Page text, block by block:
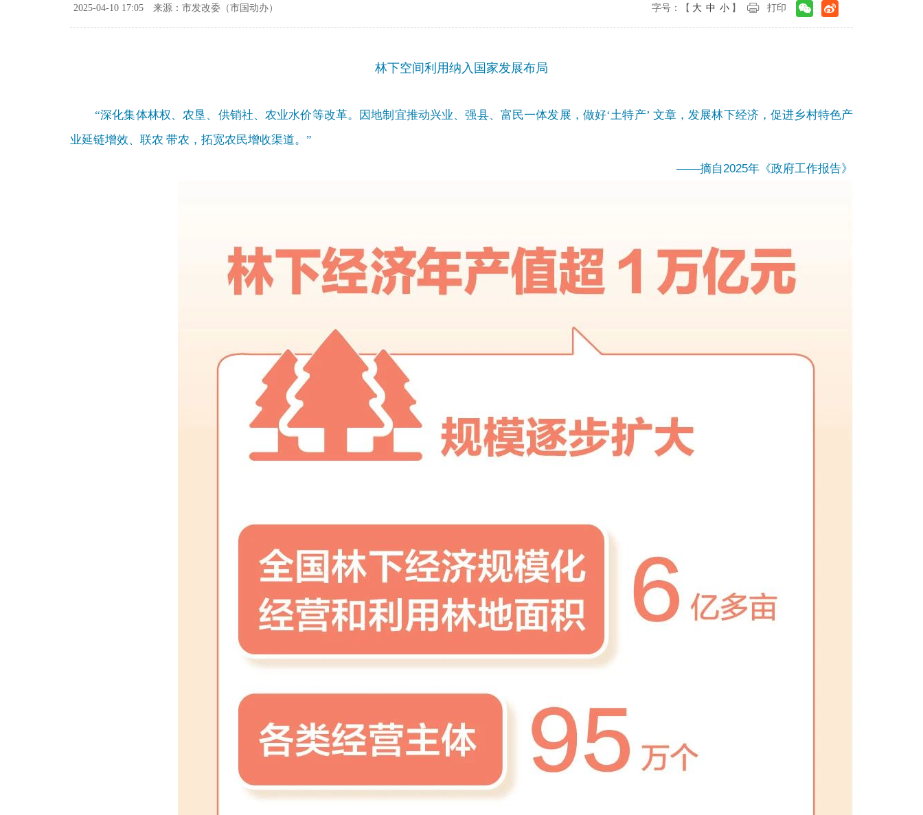
2025-04-10 17:05 来源：市发改委（市国动办） 字号：【 大 中 小 】 打印
林下空间利用纳入国家发展布局
“深化集体林权、农垦、供销社、农业水价等改革。因地制宜推动兴业、强县、富民一体发展，做好‘土特产’ 文章，发展林下经济，促进乡村特色产
业延链增效、联农 带农，拓宽农民增收渠道。”
——摘自2025年《政府工作报告》